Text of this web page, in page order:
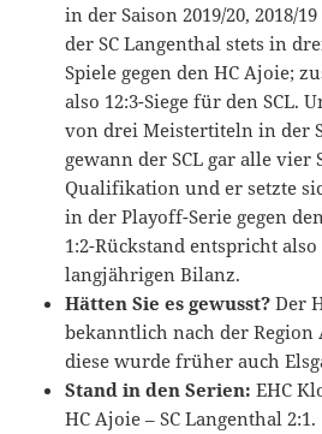
in der Saison 2019/20, 2018/
der SC Langenthal stets in
Spiele gegen den HC Ajoie;
also 12:3-Siege für den SCL.
von drei Meistertiteln in der
gewann der SCL gar alle vier
Qualifikation und er setzte
in der Playoff-Serie gegen
1:2-Rückstand entspricht
langjährigen Bilanz.
Hätten Sie es gewusst? Der
bekanntlich nach der
diese wurde früher auch
Stand in den Serien: EHC
HC Ajoie – SC Langenthal 2:1.